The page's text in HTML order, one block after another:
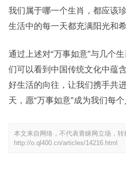
我们属于哪一个生肖，都应该
生活中的每一天都充满阳光和希
通过上述对“万事如意”与几个
们可以看到中国传统文化中蕴
好生活的向往，让我们携手共
天，愿“万事如意”成为我们每
本文来自网络，不代表青睐网立场，转
http://o.ql400.cn/articles/14216.html